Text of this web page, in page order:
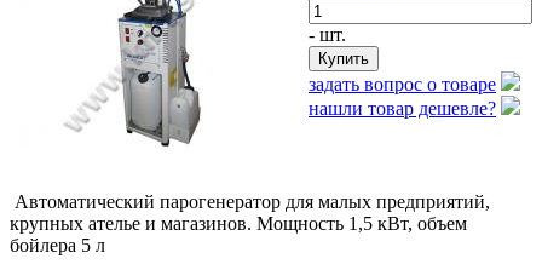
- шт.
задать вопрос о товаре
нашли товар дешевле?
Автоматический парогенератор для малых предприятий,
крупных ателье и магазинов. Мощность 1,5 кВт, объем
бойлера 5 л